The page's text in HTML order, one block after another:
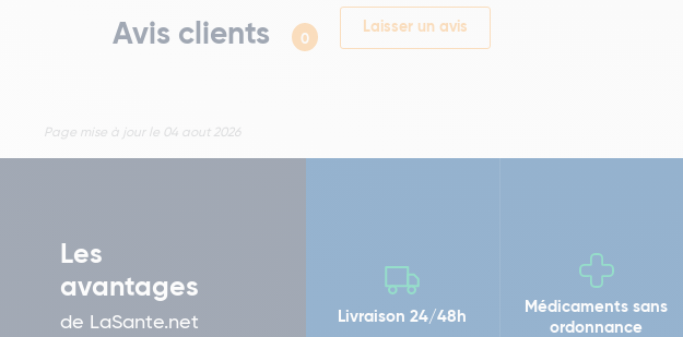
Avis clients 0
Laisser un avis
Page mise à jour le 04 aout 2026
Les
avantages
de LaSante.net Livraison 24/48h
Médicaments sans
ordonnance